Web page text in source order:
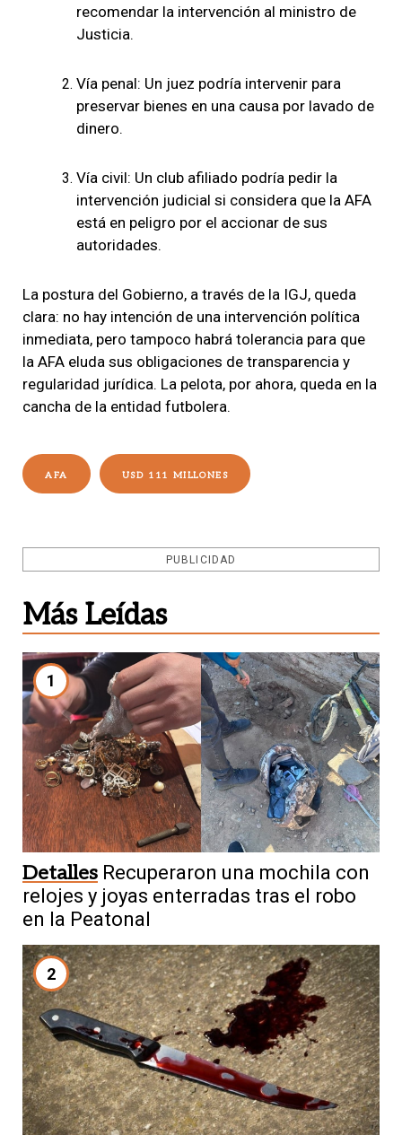
recomendar la intervención al ministro de
Justicia.
Vía penal: Un juez podría intervenir para
preservar bienes en una causa por lavado de
dinero.
Vía civil: Un club afiliado podría pedir la
intervención judicial si considera que la AFA
está en peligro por el accionar de sus
autoridades.
La postura del Gobierno, a través de la IGJ, queda
clara: no hay intención de una intervención política
inmediata, pero tampoco habrá tolerancia para que
la AFA eluda sus obligaciones de transparencia y
regularidad jurídica. La pelota, por ahora, queda en la
cancha de la entidad futbolera.
AFA USD 111 MILLONES
PUBLICIDAD
Más Leídas
1
Detalles Recuperaron una mochila con
relojes y joyas enterradas tras el robo
en la Peatonal
2